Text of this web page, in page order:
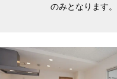
のみとなります。